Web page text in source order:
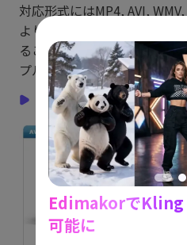
対応形式にはMP4, AVI,
よりほぼ全てのデバイスで
ることができます。初心者
プルなインターフェースも
2. AV Audio Converter.
EdimakorでKling
可能に